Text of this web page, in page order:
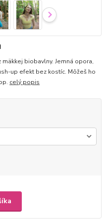
biobavlny. Jemná opora,
up efekt bez kostíc. Môžeš ho
celý popis